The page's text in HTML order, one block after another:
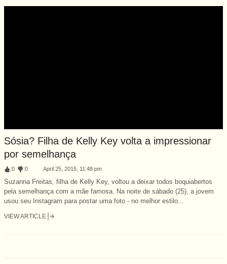
Sósia? Filha de Kelly Key volta a impressionar
por semelhança
:0 :0 April 25, 2015, 11:48 pm
Suzanna Freitas, filha de Kelly Key, voltou a deixar todos boquiabertos
pela semelhança com a mãe famosa. Na noite de sábado (25), a jovem
usou seu Instagram para postar uma foto - no melhor estilo...
VIEW ARTICLE